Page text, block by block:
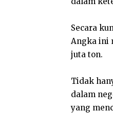
Secara
Angka ini
juta ton.
Tidak
dalam
yang